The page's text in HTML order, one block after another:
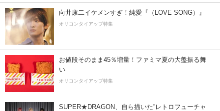
向井康二イケメンすぎ！純愛『（LOVE SONG）』
オリコンタイアップ特集
お値段そのまま45％増量！ファミマ夏の大盤振る舞
い
オリコンタイアップ特集
SUPER★DRAGON、自ら描いた”レトロフューチャ